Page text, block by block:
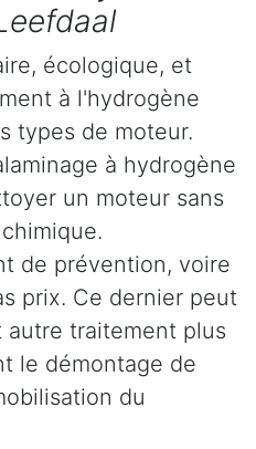
écologique, et
à l'hydrogène
types de moteur.
à hydrogène
un moteur sans
de prévention, voire
prix. Ce dernier peut
traitement plus
le démontage de
du